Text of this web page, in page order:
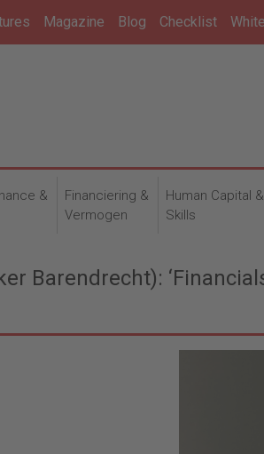
Magazine Blog Checklist
&
Financiering &
Vermogen
Human Capital &
Skills
Barendrecht):